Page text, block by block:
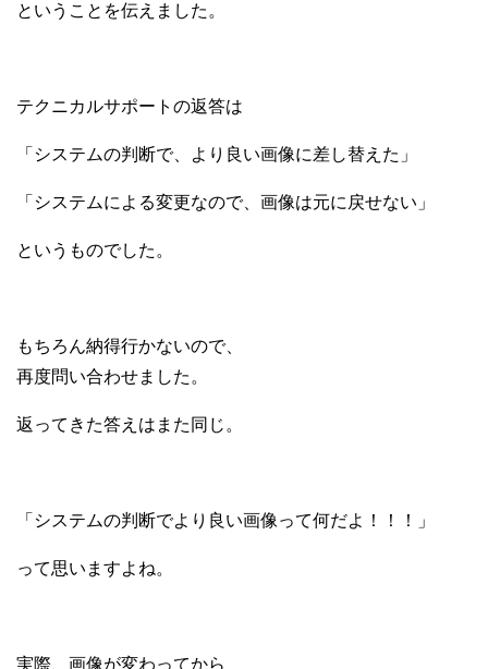
ということを伝えました。
テクニカルサポートの返答は
「システムの判断で、より良い画像に差し替えた」
「システムによる変更なので、画像は元に戻せない」
というものでした。
もちろん納得行かないので、
再度問い合わせました。
返ってきた答えはまた同じ。
「システムの判断でより良い画像って何だよ！！！」
って思いますよね。
実際、画像が変わってから